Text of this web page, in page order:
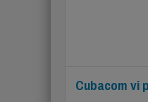
Cubacom vi